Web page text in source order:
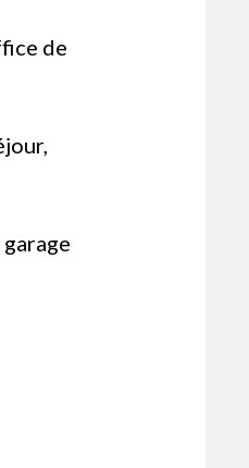
de